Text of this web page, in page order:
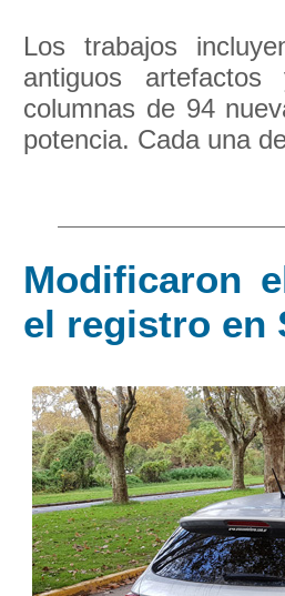
Los trabajos
antiguos
columnas de 94
potencia. Cada una
Modificaron
el registro en